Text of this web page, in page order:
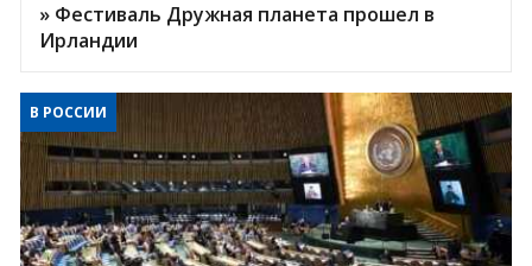
» Фестиваль Дружная планета прошел в
Ирландии
В РОССИИ